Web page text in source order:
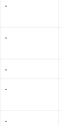
-
-
-
-
-